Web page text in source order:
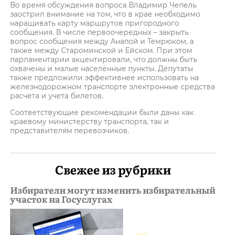
Во время обсуждения вопроса Владимир Чепель
заострил внимание на том, что в крае необходимо
наращивать карту маршрутов пригородного
сообщения. В числе первоочередных – закрыть
вопрос сообщения между Анапой и Темрюком, а
также между Староминской и Ейском. При этом
парламентарии акцентировали, что должны быть
охвачены и малые населённые пункты. Депутаты
также предложили эффективнее использовать на
железнодорожном транспорте электронные средства
расчета и учета билетов.
Соответствующие рекомендации были даны как
краевому министерству транспорта, так и
представителям перевозчиков.
Свежее из рубрики
Избиратели могут изменить избирательный
участок на Госуслугах